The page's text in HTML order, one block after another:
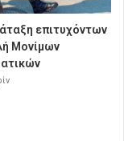
επιτυχόντων
Μονίμων